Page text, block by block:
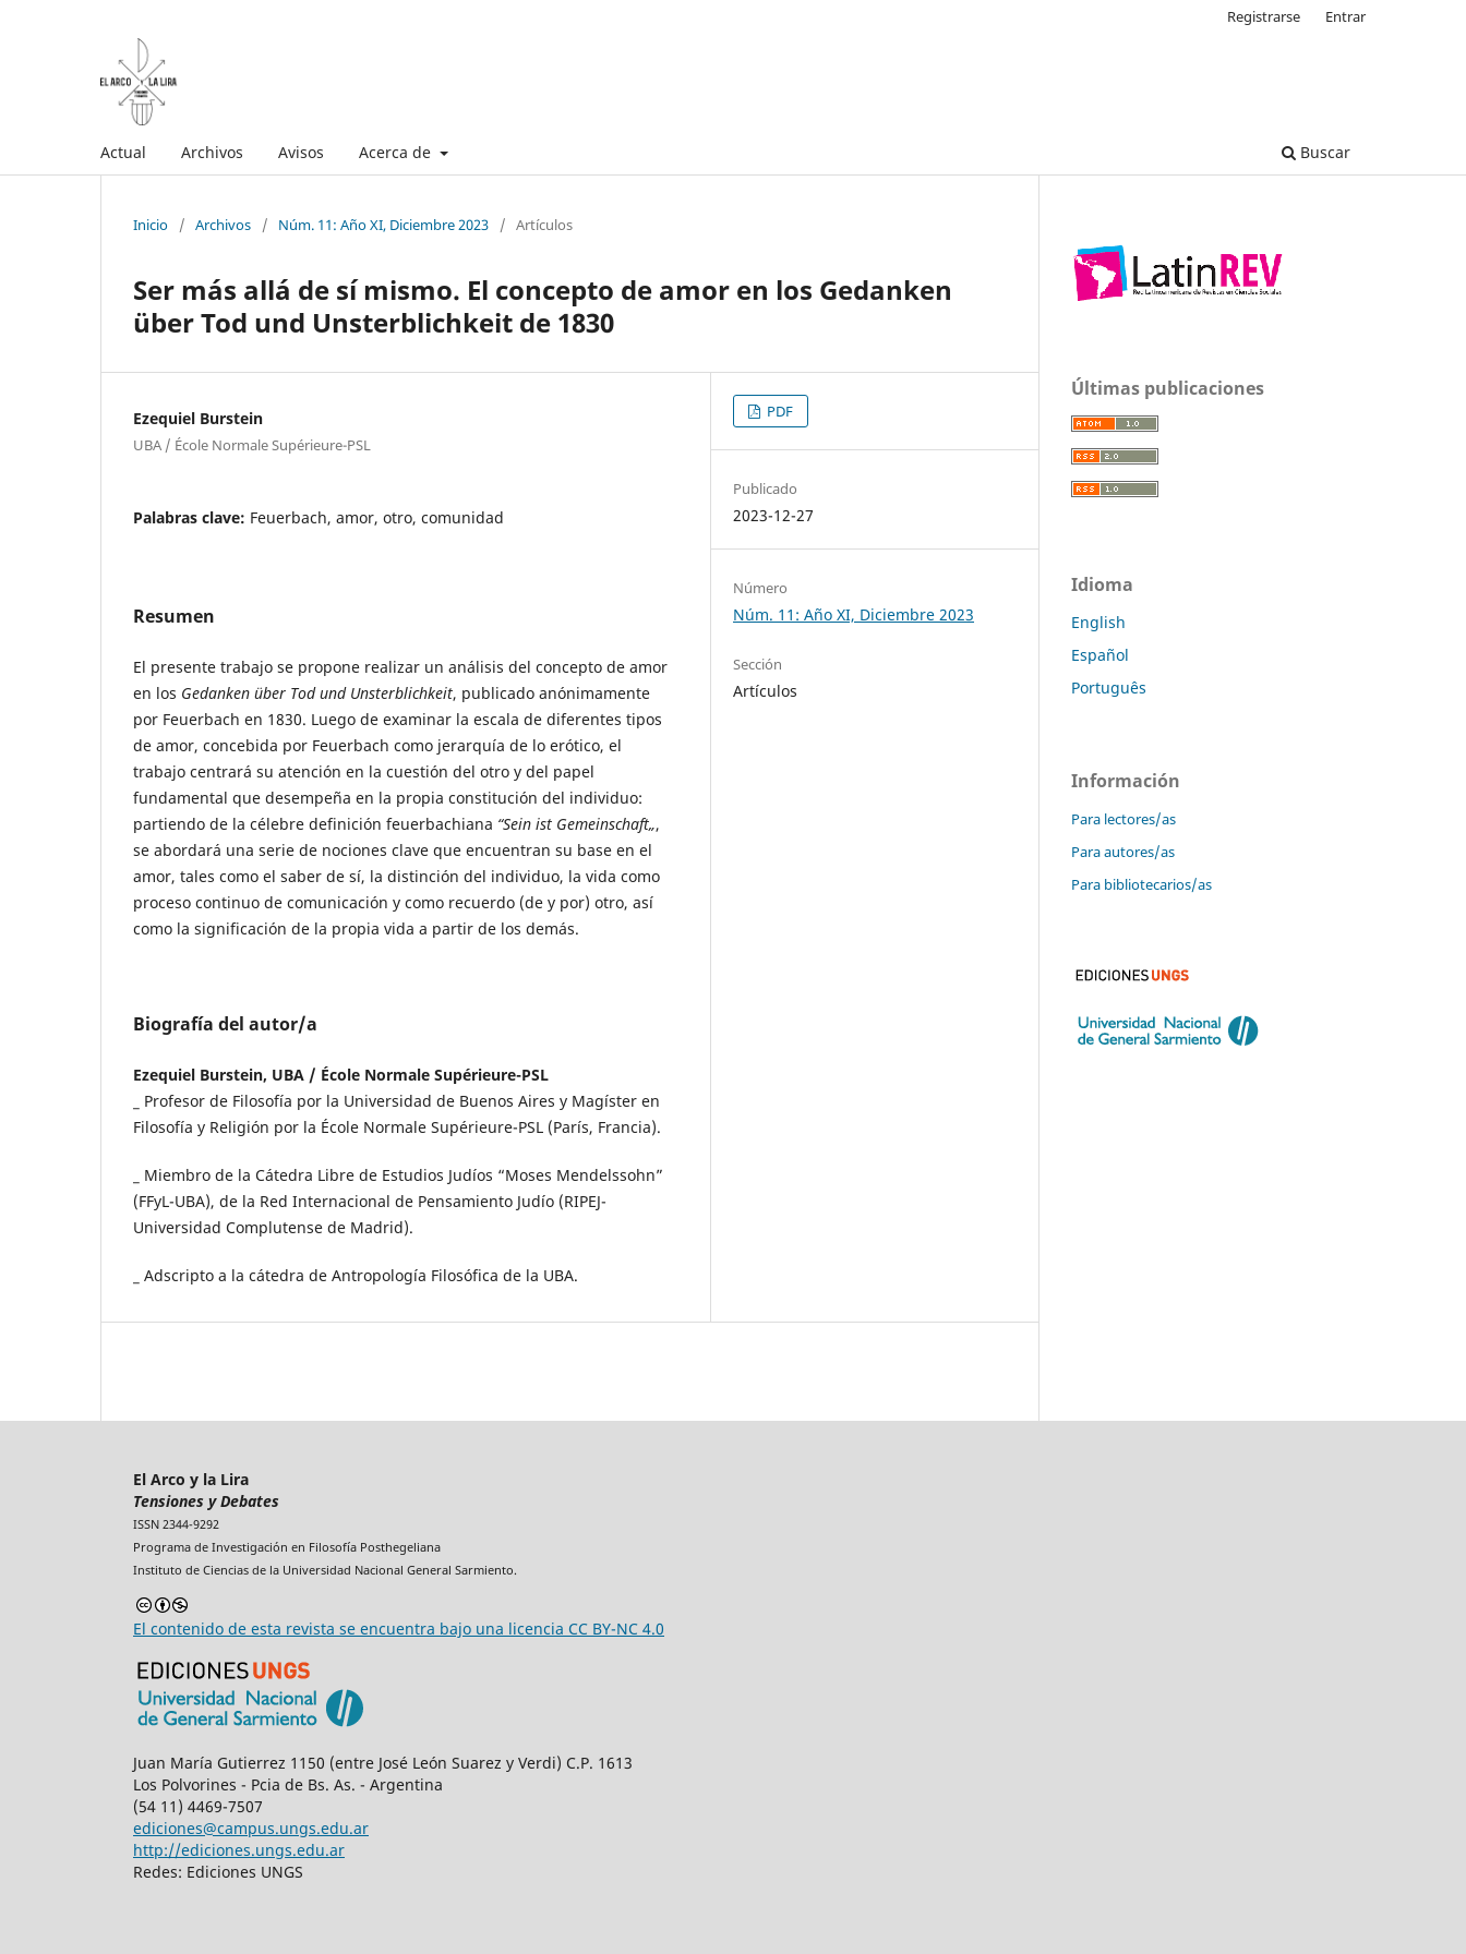
Actual Archivos Avisos Acerca de Buscar
Registrarse Entrar
Inicio / Archivos / Núm. 11: Año XI, Diciembre 2023 / Artículos
Ser más allá de sí mismo. El concepto de amor en los Gedanken
über Tod und Unsterblichkeit de 1830
Ezequiel Burstein
UBA / École Normale Supérieure-PSL
Palabras clave: Feuerbach, amor, otro, comunidad
Resumen
El presente trabajo se propone realizar un análisis del concepto de amor
en los Gedanken über Tod und Unsterblichkeit, publicado anónimamente
por Feuerbach en 1830. Luego de examinar la escala de diferentes tipos
de amor, concebida por Feuerbach como jerarquía de lo erótico, el
trabajo centrará su atención en la cuestión del otro y del papel
fundamental que desempeña en la propia constitución del individuo:
partiendo de la célebre definición feuerbachiana “Sein ist Gemeinschaft„,
se abordará una serie de nociones clave que encuentran su base en el
amor, tales como el saber de sí, la distinción del individuo, la vida como
proceso continuo de comunicación y como recuerdo (de y por) otro, así
como la significación de la propia vida a partir de los demás.
Biografía del autor/a
Ezequiel Burstein, UBA / École Normale Supérieure-PSL
_ Profesor de Filosofía por la Universidad de Buenos Aires y Magíster en
Filosofía y Religión por la École Normale Supérieure-PSL (París, Francia).
_ Miembro de la Cátedra Libre de Estudios Judíos “Moses Mendelssohn”
(FFyL-UBA), de la Red Internacional de Pensamiento Judío (RIPEJ-
Universidad Complutense de Madrid).
_ Adscripto a la cátedra de Antropología Filosófica de la UBA.
PDF
Publicado
2023-12-27
Número
Núm. 11: Año XI, Diciembre 2023
Sección
Artículos
Últimas publicaciones
Idioma
English
Español
Português
Información
Para lectores/as
Para autores/as
Para bibliotecarios/as
El Arco y la Lira
Tensiones y Debates
ISSN 2344-9292
Programa de Investigación en Filosofía Posthegeliana
Instituto de Ciencias de la Universidad Nacional General Sarmiento.
El contenido de esta revista se encuentra bajo una licencia CC BY-NC 4.0
Juan María Gutierrez 1150 (entre José León Suarez y Verdi) C.P. 1613
Los Polvorines - Pcia de Bs. As. - Argentina
(54 11) 4469-7507
ediciones@campus.ungs.edu.ar
http://ediciones.ungs.edu.ar
Redes: Ediciones UNGS